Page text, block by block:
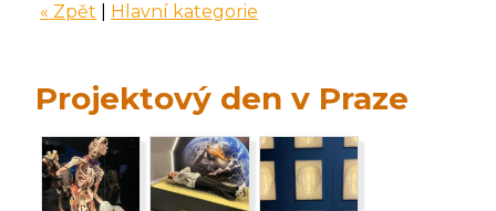
« Zpět Hlavní kategorie
Projektový den v Praze